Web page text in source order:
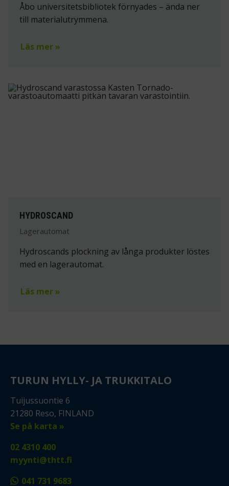
Åbo universitetsbibliotek förnyades – ända ner
till materialutrymmena.
Läs mer »
HYDROSCAND
Lagerautomat
Hydroscands plockning av långa produkter löstes
med en lagerautomat.
Läs mer »
TURUN HYLLY- JA TRUKKITALO
Tuijussuontie 6
21280 Reso, FINLAND
Se på karta »
02 4310 400
myynti@thtt.fi
041 731 9683